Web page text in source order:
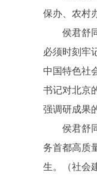
保办、农村
侯君舒同
必须时刻牢
中国特色社
书记对北京
强调研成果
侯君舒同
务首都高质
生。（社会